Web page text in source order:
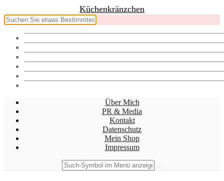
Küchenkränzchen
Über Mich
PR & Media
Kontakt
Datenschutz
Mein Shop
Impressum